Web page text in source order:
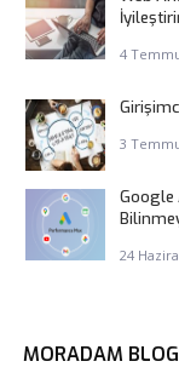
4
3
Google
24
MORADAM